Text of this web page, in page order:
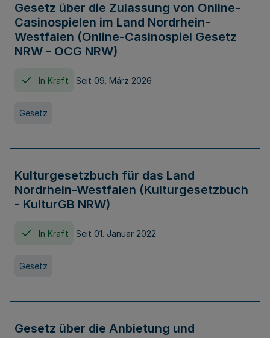
Gesetz über die Zulassung von Online-
Casinospielen im Land Nordrhein-
Westfalen (Online-Casinospiel Gesetz
NRW - OCG NRW)
In Kraft Seit 09. März 2026
Gesetz
Kulturgesetzbuch für das Land
Nordrhein-Westfalen (Kulturgesetzbuch
- KulturGB NRW)
In Kraft Seit 01. Januar 2022
Gesetz
Gesetz über die Anbietung und